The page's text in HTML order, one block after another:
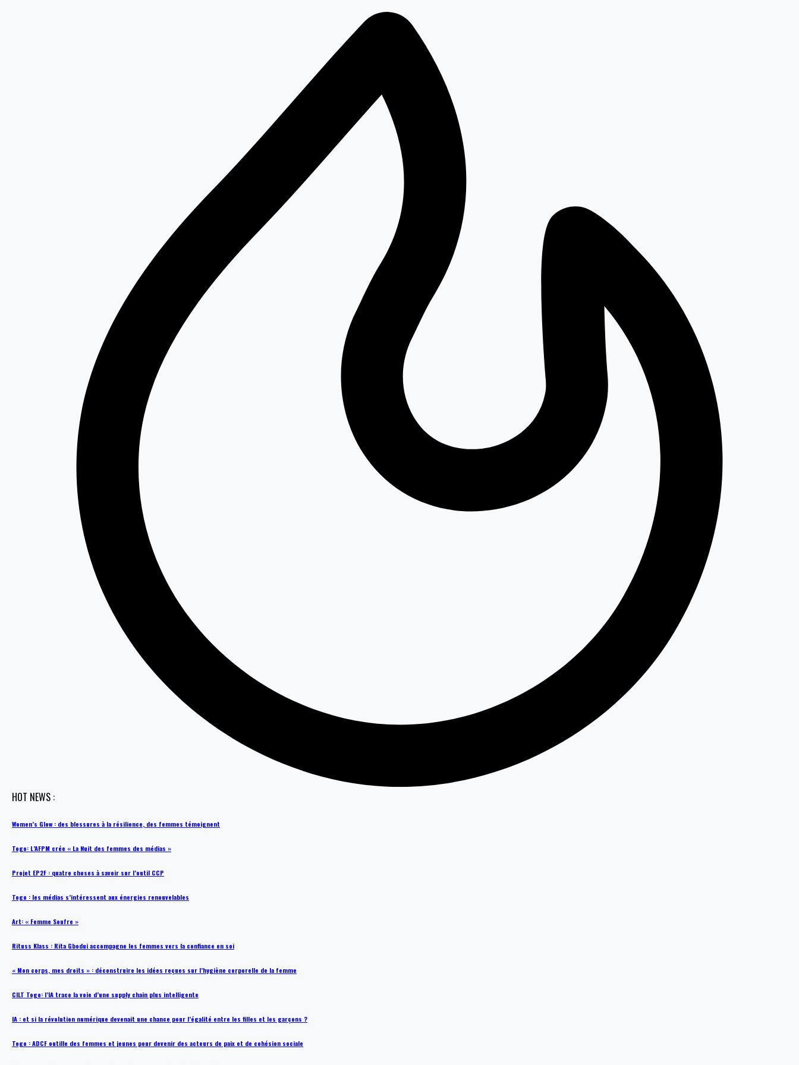
HOT NEWS :
Women’s Glow : des blessures à la résilience, des femmes témoignent
Togo: L’AFPM crée « La Nuit des femmes des médias »
Projet EP2F : quatre choses à savoir sur l’outil CCP
Togo : les médias s’intéressent aux énergies renouvelables
Art: « Femme Soufre »
Rituss Klass : Rita Gbodui accompagne les femmes vers la confiance en soi
« Mon corps, mes droits » : déconstruire les idées reçues sur l’hygiène corporelle de la femme
CILT Togo: l’IA trace la voie d’une supply chain plus intelligente
IA : et si la révolution numérique devenait une chance pour l’égalité entre les filles et les garçons ?
Togo : ADCF outille des femmes et jeunes pour devenir des acteurs de paix et de cohésion sociale